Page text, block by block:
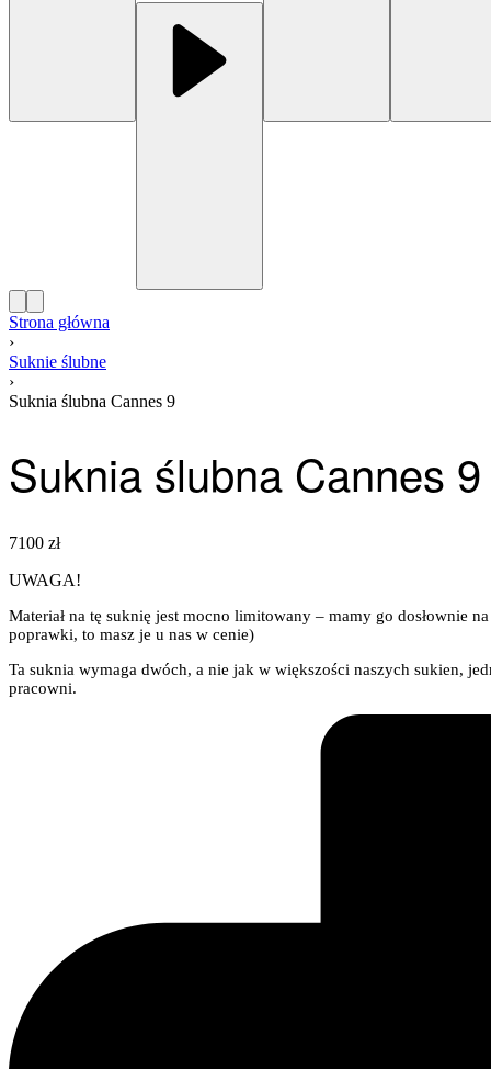
Strona główna
›
Suknie ślubne
›
Suknia ślubna Cannes 9
Suknia ślubna Cannes 9
7100 zł
UWAGA!
Materiał na tę suknię jest mocno limitowany – mamy go dosłownie
poprawki, to masz je u nas w cenie)
Ta suknia wymaga dwóch, a nie jak w większości naszych sukien,
pracowni.